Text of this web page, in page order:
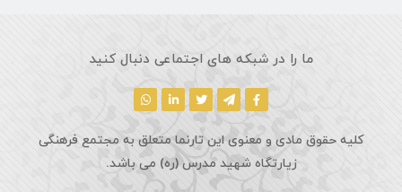
ماه مبارک رمضان، فرصتی طلایی برای تزکیه نفس، ...
ما را در شبکه های اجتماعی دنبال کنید
کلیه حقوق مادی و معنوی این تارنما متعلق به مجتمع فرهنگی
زیارتگاه شهید مدرس (ره) می باشد.